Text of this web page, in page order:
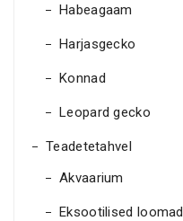
Habeagaam
Harjasgecko
Konnad
Leopard gecko
Teadetetahvel
Akvaarium
Eksootilised loomad